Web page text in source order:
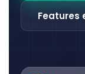
Features